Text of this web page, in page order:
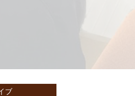
ブ